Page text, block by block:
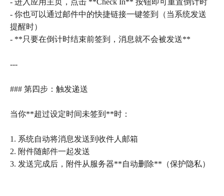
- 进入应用主页，点击 **Check In** 按钮即可重置倒计时
- 你也可以通过邮件中的快捷链接一键签到（当系统发送
提醒时）
- **只要在倒计时结束前签到，消息就不会被发送**
---
### 第四步：触发递送
当你**超过设定时间未签到**时：
1. 系统自动将消息发送到收件人邮箱
2. 附件随邮件一起发送
3. 发送完成后，附件从服务器**自动删除**（保护隐私）